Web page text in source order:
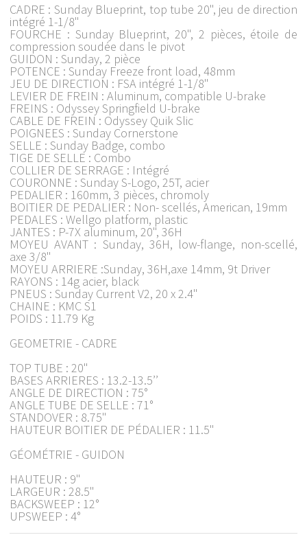
CADRE : Sunday Blueprint, top tube 20", jeu de direction
intégré 1-1/8"
FOURCHE : Sunday Blueprint, 20", 2 pièces, étoile de
compression soudée dans le pivot
GUIDON : Sunday, 2 pièce
POTENCE : Sunday Freeze front load, 48mm
JEU DE DIRECTION : FSA intégré 1-1/8"
LEVIER DE FREIN : Aluminum, compatible U-brake
FREINS : Odyssey Springfield U-brake
CABLE DE FREIN : Odyssey Quik Slic
POIGNEES : Sunday Cornerstone
SELLE : Sunday Badge, combo
TIGE DE SELLE : Combo
COLLIER DE SERRAGE : Intégré
COURONNE : Sunday S-Logo, 25T, acier
PEDALIER : 160mm, 3 pièces, chromoly
BOITIER DE PEDALIER : Non- scellés, American, 19mm
PEDALES : Wellgo platform, plastic
JANTES : P-7X aluminum, 20", 36H
MOYEU AVANT : Sunday, 36H, low-flange, non-scellé,
axe 3/8"
MOYEU ARRIERE :Sunday, 36H,axe 14mm, 9t Driver
RAYONS : 14g acier, black
PNEUS : Sunday Current V2, 20 x 2.4"
CHAINE : KMC S1
POIDS : 11.79 Kg
GEOMETRIE - CADRE
TOP TUBE : 20"
BASES ARRIERES : 13.2-13.5’’
ANGLE DE DIRECTION : 75°
ANGLE TUBE DE SELLE : 71°
STANDOVER : 8.75"
HAUTEUR BOITIER DE PÉDALIER : 11.5"
GÉOMÉTRIE - GUIDON
HAUTEUR : 9"
LARGEUR : 28.5"
BACKSWEEP : 12°
UPSWEEP : 4°